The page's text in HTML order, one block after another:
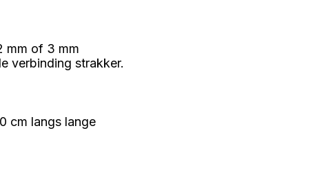
mm of 3 mm
verbinding strakker.
cm langs lange